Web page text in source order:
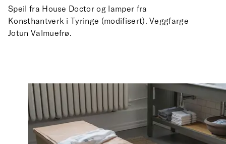
Speil fra House Doctor og lamper fra
Konsthantverk i Tyringe (modifisert). Veggfarge
Jotun Valmuefrø.